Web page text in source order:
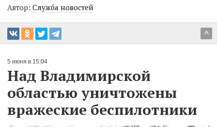
Автор: Служба новостей
^
5 июня в 15:04
Над Владимирской
областью уничтожены
вражеские беспилотники